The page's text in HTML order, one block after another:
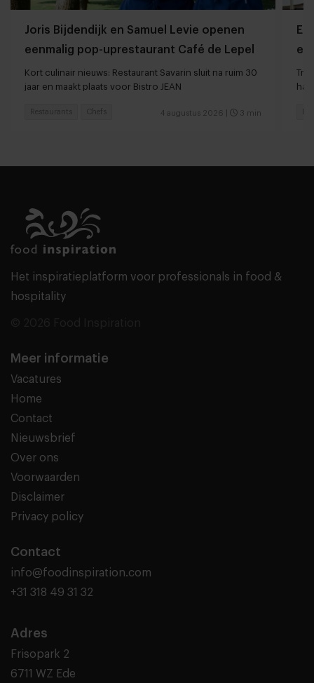
Joris Bijdendijk en Samuel Levie openen
eenmalig pop-uprestaurant Café de Lepel
Kort culinair nieuws: Restaurant Savarin sluit na ruim 30
jaar en maakt plaats voor Bistro JEAN
4 augustus 2026 3 min
Restaurants Chefs
Het inspiratieplatform voor professionals in food &
hospitality
Meer informatie
Vacatures
Home
Contact
Nieuwsbrief
Over ons
Voorwaarden
Disclaimer
Privacy policy
Contact
info@foodinspiration.com
+31 318 49 31 32
Adres
Frisopark 2
6711 WZ Ede